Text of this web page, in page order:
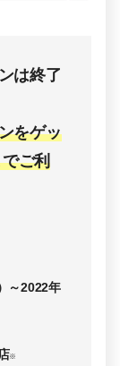
は終了
をゲッ
ご利
～2022年
※